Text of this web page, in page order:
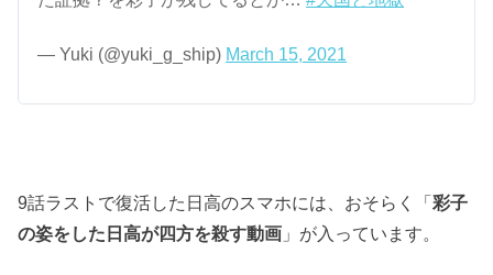
— Yuki (@yuki_g_ship) March 15, 2021
9話ラストで復活した日高のスマホには、おそらく「彩子
の姿をした日高が四方を殺す動画 」が入っています。